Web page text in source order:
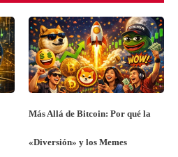
Más Allá de Bitcoin: Por qué la
«Diversión» y los Memes